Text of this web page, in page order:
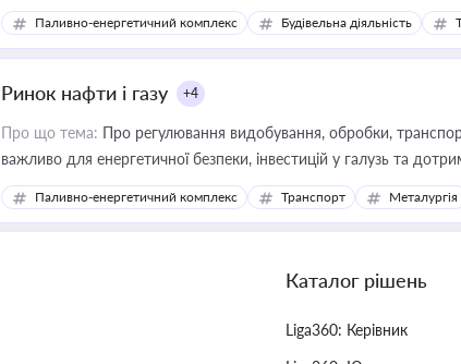
інфраструктурних проєктів
Паливно-енергетичний комплекс Будівельна діяльність
Ринок нафти і газу +4
Про що тема: Про регулювання видобування, обробки,
важливо для енергетичної безпеки, інвестицій у галузь та
Паливно-енергетичний комплекс Транспорт Металургія
Каталог рішень
Liga360: Керівник